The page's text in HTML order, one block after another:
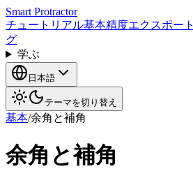
Smart Protractor
チュートリアル基本精度エクスポート
グ
学ぶ
日本語
テーマを切り替え
基本/余角と補角
余角と補角